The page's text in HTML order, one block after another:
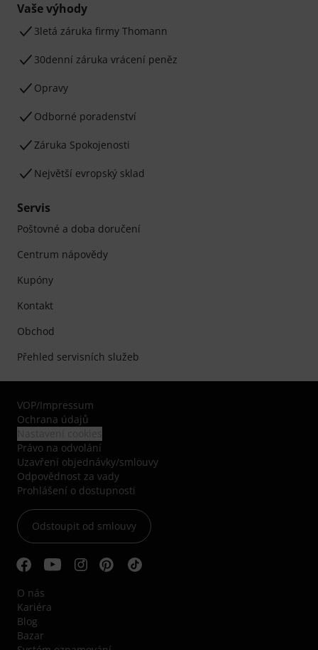
Vaše výhody
3letá záruka firmy Thomann
30denní záruka vrácení peněz
Opravy
Odborné poradenství
Záruka Spokojenosti
Největší evropský sklad
Servis
Poštovné a doba doručení
Centrum nápovědy
Kupóny
Kontakt
Obchod
Přehled servisních služeb
VOP/Impressum
Ochrana údajů
Právo na odvolání
Uzavření objednávky/smlouvy
Odpovědnost za vady
Prohlášení o dostupnosti
Odstoupit od smlouvy
O nás
Kariéra
Blog
Bazar